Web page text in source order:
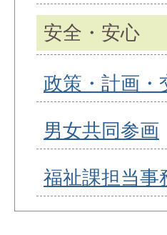
安全・安心
政策・計画・
男女共同参画
福祉課担当事